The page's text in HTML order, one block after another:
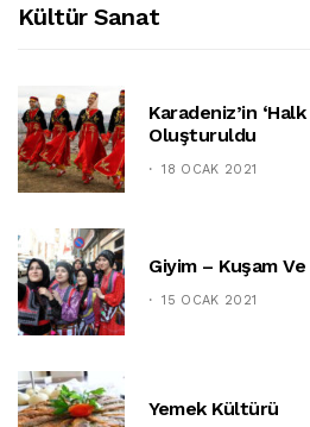
Kültür Sanat
Karadeniz’in
Oluşturuldu
18 OCAK 2021
Giyim – Kuşam
15 OCAK 2021
Yemek Kültürü